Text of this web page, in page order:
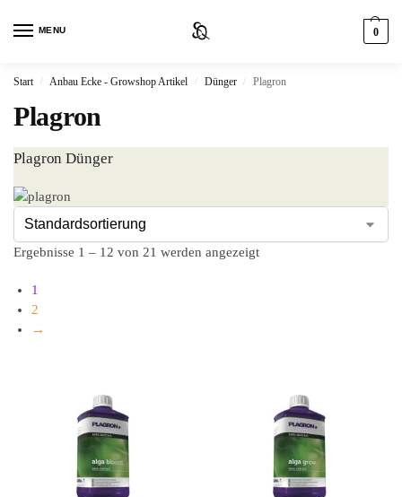
MENU 0
Start / Anbau Ecke - Growshop Artikel / Dünger / Plagron
Plagron
Plagron Dünger
Ergebnisse 1 – 12 von 21 werden angezeigt
1
2
→